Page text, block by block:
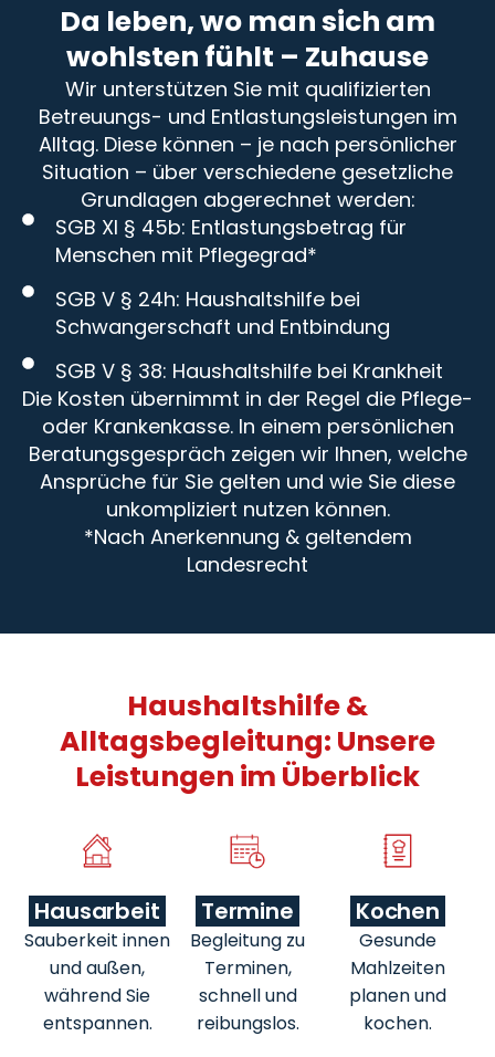
Da leben, wo man sich am
wohlsten fühlt – Zuhause
Wir unterstützen Sie mit qualifizierten
Betreuungs- und Entlastungsleistungen im
Alltag. Diese können – je nach persönlicher
Situation – über verschiedene gesetzliche
Grundlagen abgerechnet werden:
SGB XI § 45b: Entlastungsbetrag für
Menschen mit Pflegegrad*
SGB V § 24h: Haushaltshilfe bei
Schwangerschaft und Entbindung
SGB V § 38: Haushaltshilfe bei Krankheit
Die Kosten übernimmt in der Regel die Pflege-
oder Krankenkasse. In einem persönlichen
Beratungsgespräch zeigen wir Ihnen, welche
Ansprüche für Sie gelten und wie Sie diese
unkompliziert nutzen können.
*Nach Anerkennung & geltendem
Landesrecht
Haushaltshilfe &
Alltagsbegleitung: Unsere
Leistungen im Überblick
Hausarbeit
Sauberkeit innen
und außen,
während Sie
entspannen.
Termine
Begleitung zu
Terminen,
schnell und
reibungslos.
Kochen
Gesunde
Mahlzeiten
planen und
kochen.